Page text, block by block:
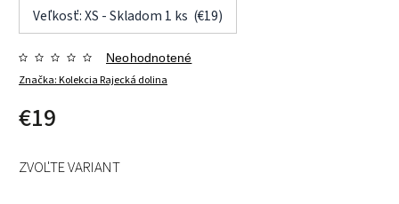
Veľkosť: XS - Skladom 1 ks (€19)
Značka:Kolekcia Rajecká dolina
Neohodnotené
€19
ZVOĽTE VARIANT